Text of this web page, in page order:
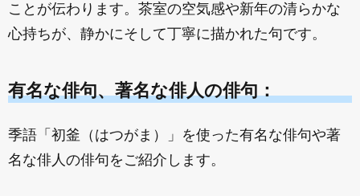
ことが伝わります。茶室の空気感や新年の清らかな
心持ちが、静かにそして丁寧に描かれた句です。
有名な俳句、著名な俳人の俳句：
季語「初釜（はつがま）」を使った有名な俳句や著
名な俳人の俳句をご紹介します。